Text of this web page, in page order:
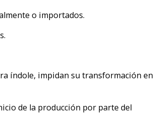
o importados.
índole, impidan su transformación en
de la producción por parte del